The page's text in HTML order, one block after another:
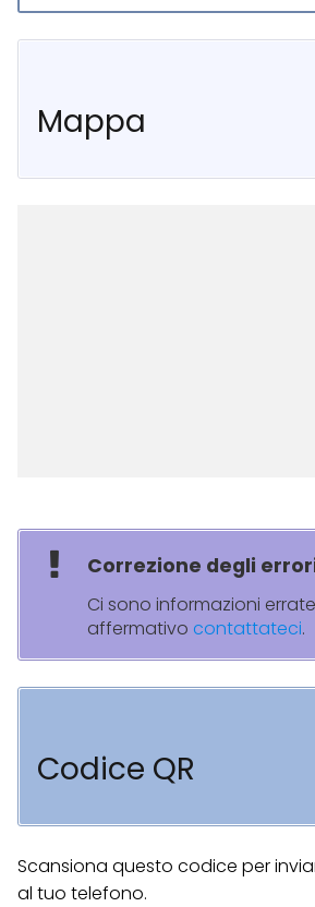
Mappa
Correzione degli
Ci sono informazioni
affermativo contattateci.
Codice QR
Scansiona questo codice per
al tuo telefono.